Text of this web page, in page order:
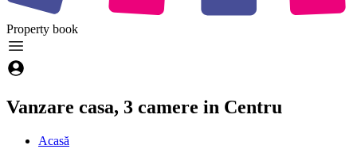
Property book
Vanzare casa, 3 camere in Centru
Acasă